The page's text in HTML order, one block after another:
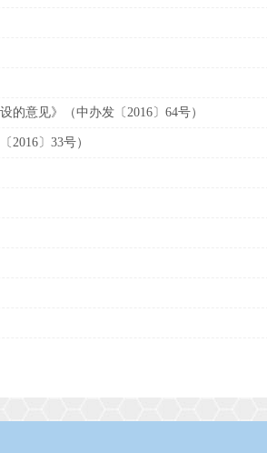
意见》（中办发〔2016〕64号）
〕33号）